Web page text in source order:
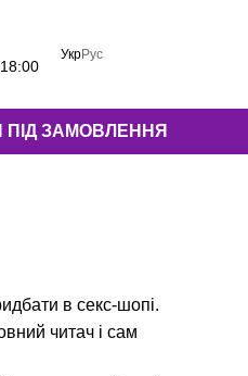
УкрРус
ПІД ЗАМОВЛЕННЯ
в секс-шопі.
читач і сам